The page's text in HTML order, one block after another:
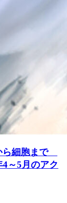
ら細胞まで
～5月のアク